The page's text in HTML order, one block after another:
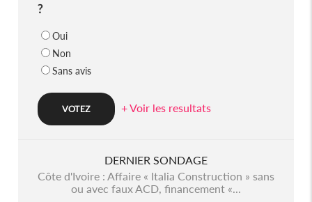
?
Oui
Non
Sans avis
+ Voir les resultats
DERNIER SONDAGE
Côte d'Ivoire : Affaire « Italia Construction » sans
ou avec faux ACD, financement «...